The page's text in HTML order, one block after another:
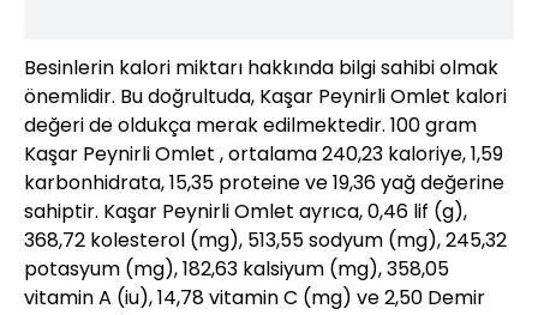
Besinlerin kalori miktarı hakkında bilgi sahibi olmak
önemlidir. Bu doğrultuda, Kaşar Peynirli Omlet kalori
değeri de oldukça merak edilmektedir. 100 gram
Kaşar Peynirli Omlet , ortalama 240,23 kaloriye, 1,59
karbonhidrata, 15,35 proteine ve 19,36 yağ değerine
sahiptir. Kaşar Peynirli Omlet ayrıca, 0,46 lif (g),
368,72 kolesterol (mg), 513,55 sodyum (mg), 245,32
potasyum (mg), 182,63 kalsiyum (mg), 358,05
vitamin A (iu), 14,78 vitamin C (mg) ve 2,50 Demir